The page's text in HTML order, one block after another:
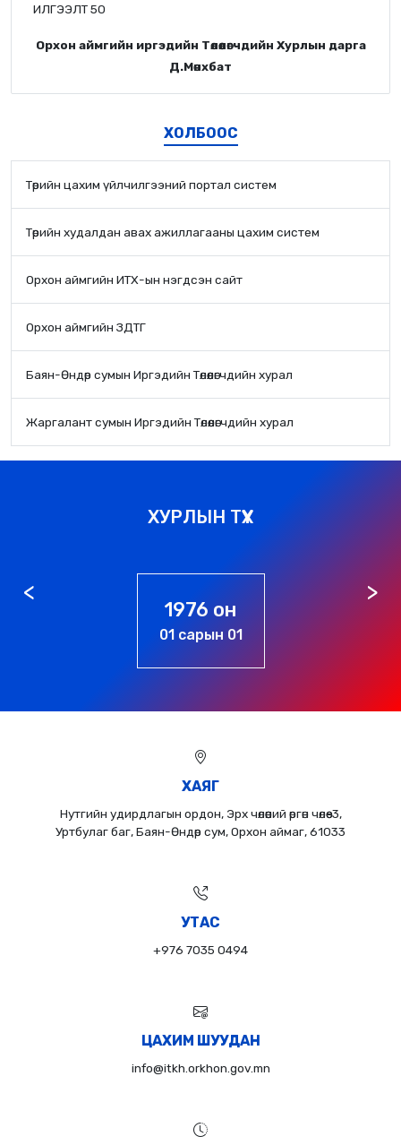
ИЛГЭЭЛТ 50
Орхон аймгийн иргэдийн Төлөөлөгчдийн Хурлын дарга
Д.Мөнхбат
ХОЛБООС
Төрийн цахим үйлчилгээний портал систем
Төрийн худалдан авах ажиллагааны цахим систем
Орхон аймгийн ИТХ-ын нэгдсэн сайт
Орхон аймгийн ЗДТГ
Баян-Өндөр сумын Иргэдийн Төлөөлөгчдийн хурал
Жаргалант сумын Иргэдийн Төлөөлөгчдийн хурал
ХУРЛЫН ТҮҮХ
1976 он
01 сарын 01
ХАЯГ
Нутгийн удирдлагын ордон, Эрх чөлөөний өргөн чөлөө-3,
Уртбулаг баг, Баян-Өндөр сум, Орхон аймаг, 61033
УТАС
+976 7035 0494
ЦАХИМ ШУУДАН
info@itkh.orkhon.gov.mn